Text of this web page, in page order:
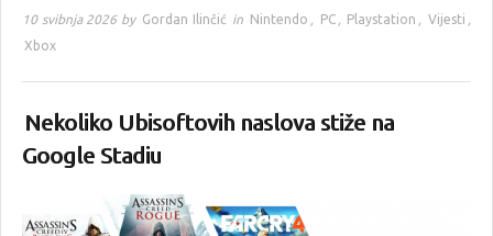
10 svibnja 2026 by Gordan Ilinčić in Nintendo , PC , Playstation , Vijesti ,
Xbox
Nekoliko Ubisoftovih naslova stiže na
Google Stadiu